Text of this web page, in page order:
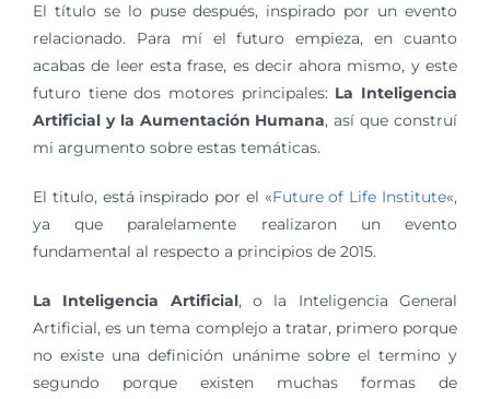
El título se lo puse después, inspirado por un evento
relacionado. Para mí el futuro empieza, en cuanto
acabas de leer esta frase, es decir ahora mismo, y este
futuro tiene dos motores principales: La Inteligencia
Artificial y la Aumentación Humana, así que construí
mi argumento sobre estas temáticas.
El titulo, está inspirado por el «Future of Life Institute«,
ya que paralelamente realizaron un evento
fundamental al respecto a principios de 2015.
La Inteligencia Artificial, o la Inteligencia General
Artificial, es un tema complejo a tratar, primero porque
no existe una definición unánime sobre el termino y
segundo porque existen muchas formas de